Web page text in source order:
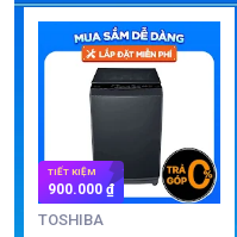
TIẾT KIỆM
900.000 ₫
TOSHIBA